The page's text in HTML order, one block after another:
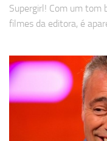
Supergirl! Com um tom
filmes da editora, é